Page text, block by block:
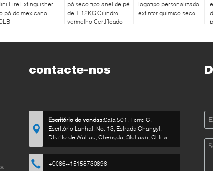
Fire Extinguisher
pó do mexicano
pó seco tipo anel de pé
de 1-12KG Cilindro
vermelho Certificado
logotipo personalizado
extintor químico seco
contacte-nos
Escritório de vendas:Sala 501, Torre C,
Escritório Lanhai, No. 13, Estrada Changyi,
Distrito de Wuhou, Chengdu, Sichuan, China
+0086--15158730898